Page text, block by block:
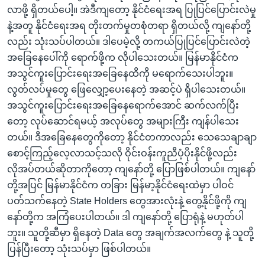
လာဖို့ ရှိတယ်ပေါ့။ အဲဒီကျတော့ နိုင်ငံရေးအရ ပြုပြင်ပြောင်းလဲမှု
နဲ့အတူ နိုင်ငံရေးအရ တိုးတက်မှုတစုံတရာ ရှိတယ်လို့ ကျနော်တို့
လည်း သုံးသပ်ပါတယ်။ ဒါပေမဲ့လို့ တကယ်ပြုပြင်ပြောင်းလဲတဲ့
အခြေနေပေါ်ကို ရောက်ဖို့က လိုပါသေးတယ်။ မြန်မာနိုင်ငံက
အသွင်ကူးပြောင်းရေးအခြေနေထိကို မရောက်သေးပါဘူး။
လွတ်လပ်မှုတွေ ဖြေလျှော့ပေးနေတဲ့ အဆင့်ပဲ ရှိပါသေးတယ်။
အသွင်ကူးပြောင်းရေးအခြေနေရောက်အောင် ဆက်လက်ပြီး
တော့ လုပ်ဆောင်ရမယ့် အလုပ်တွေ အများကြီး ကျန်ပါသေး
တယ်။ ဒီအခြေနေတွေကိုတော့ နိုင်ငံတကာလည်း သေသေချာချာ
စောင့်ကြည့်လေ့လာသင့်သလို ဝိုင်းဝန်းကူညီပံ့ပိုးနိုင်ဖို့လည်း
လိုအပ်တယ်ဆိုတာကိုတော့ ကျနော်တို့ ပြောဖြစ်ပါတယ်။ ကျနော်
တို့အပြင် မြန်မာနိုင်ငံက တခြား မြန်မာ့နိုင်ငံရေးထဲမှာ ပါဝင်
ပတ်သက်နေတဲ့ State Holders တွေအားလုံးနဲ့ တွေ့နိုင်ဖို့ကို ကျ
နော်တို့က အကြံပေးပါတယ်။ ဒါ ကျနော်တို့ ပြောရုံနဲ့ မဟုတ်ပါ
ဘူး။ သူတို့ဆီမှာ ရှိနေတဲ့ Data တွေ အချက်အလက်တွေ နဲ့ သူတို့
ပြန်ပြီးတော့ သုံးသပ်မှာ ဖြစ်ပါတယ်။